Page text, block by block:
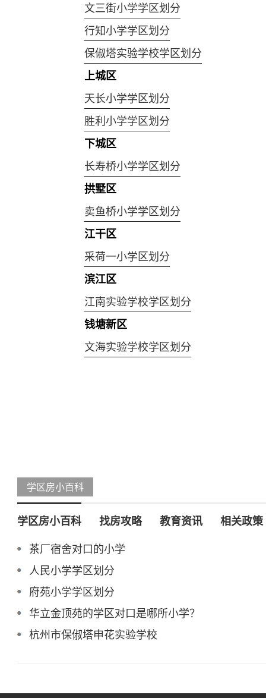
文三街小学学区划分
行知小学学区划分
保俶塔实验学校学区划分
上城区
天长小学学区划分
胜利小学学区划分
下城区
长寿桥小学学区划分
拱墅区
卖鱼桥小学学区划分
江干区
采荷一小学区划分
滨江区
江南实验学校学区划分
钱塘新区
文海实验学校学区划分
学区房小百科
学区房小百科 找房攻略 教育资讯 相关政策
茶厂宿舍对口的小学
人民小学学区划分
府苑小学学区划分
华立金顶苑的学区对口是哪所小学？
杭州市保俶塔申花实验学校